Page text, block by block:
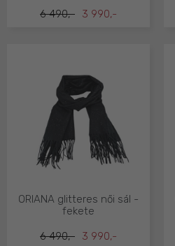
6 490,- 3 990,-
6 490,- 3 990,-
ORIANA glitteres női sál -
fekete